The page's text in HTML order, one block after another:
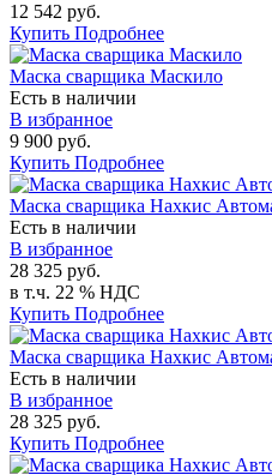
12 542 руб.
Купить Подробнее
Маска сварщика Маскило
Есть в наличии
В избранное
9 900 руб.
Купить Подробнее
Маска сварщика Нахкис
Есть в наличии
В избранное
28 325 руб.
в т.ч. 22 % НДС
Купить Подробнее
Маска сварщика Нахкис
Есть в наличии
В избранное
28 325 руб.
Купить Подробнее